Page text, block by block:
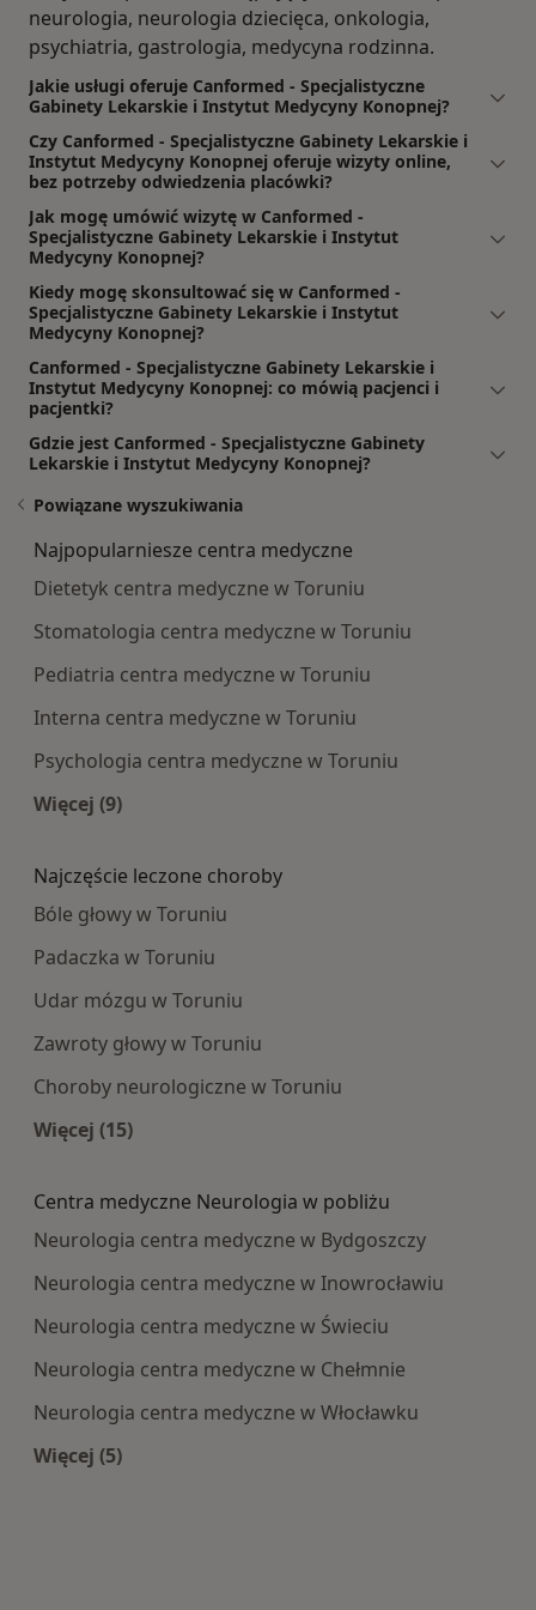
neurologia, neurologia dziecięca, onkologia,
psychiatria, gastrologia, medycyna rodzinna.
Jakie usługi oferuje Canformed - Specjalistyczne
Gabinety Lekarskie i Instytut Medycyny Konopnej?
Czy Canformed - Specjalistyczne Gabinety Lekarskie i
Instytut Medycyny Konopnej oferuje wizyty online,
bez potrzeby odwiedzenia placówki?
Jak mogę umówić wizytę w Canformed -
Specjalistyczne Gabinety Lekarskie i Instytut
Medycyny Konopnej?
Kiedy mogę skonsultować się w Canformed -
Specjalistyczne Gabinety Lekarskie i Instytut
Medycyny Konopnej?
Canformed - Specjalistyczne Gabinety Lekarskie i
Instytut Medycyny Konopnej: co mówią pacjenci i
pacjentki?
Gdzie jest Canformed - Specjalistyczne Gabinety
Lekarskie i Instytut Medycyny Konopnej?
Powiązane wyszukiwania
Najpopularniesze centra medyczne
Dietetyk centra medyczne w Toruniu
Stomatologia centra medyczne w Toruniu
Pediatria centra medyczne w Toruniu
Interna centra medyczne w Toruniu
Psychologia centra medyczne w Toruniu
Więcej (9)
Najczęście leczone choroby
Bóle głowy w Toruniu
Padaczka w Toruniu
Udar mózgu w Toruniu
Zawroty głowy w Toruniu
Choroby neurologiczne w Toruniu
Więcej (15)
Centra medyczne Neurologia w pobliżu
Neurologia centra medyczne w Bydgoszczy
Neurologia centra medyczne w Inowrocławiu
Neurologia centra medyczne w Świeciu
Neurologia centra medyczne w Chełmnie
Neurologia centra medyczne w Włocławku
Więcej (5)